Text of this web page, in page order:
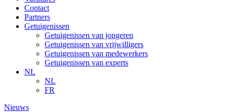
Contact
Partners
Getuigenissen
Getuigenissen van jongeren
Getuigenissen van vrijwilligers
Getuigenissen van medewerkers
Getuigenissen van experts
NL
NL
FR
Nieuws